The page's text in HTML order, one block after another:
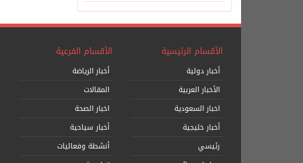
الأقسام الرئيسية
أخبار دولية
الأخبار العربية
اخبار السعودية
أخبار خليجية
رئيسي
الأقسام الفرعية
أخبار الرياضة
المقالات
اخبار الصحة
أخبار سياحية
أنشطة وفعاليات